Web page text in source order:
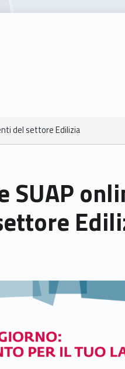
del settore Edilizia
SUAP